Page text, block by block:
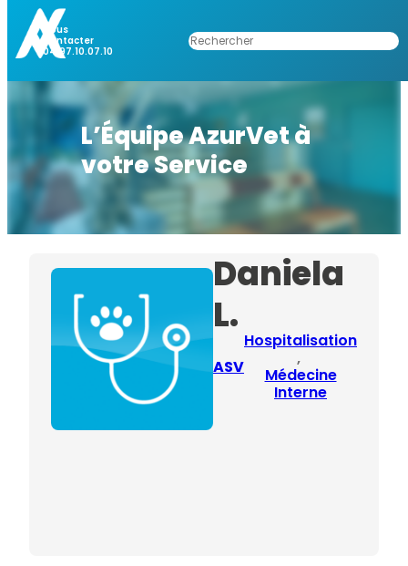
Nous
Contacter
04.97.10.07.10
Rechercher
L’Équipe AzurVet à
votre Service
Daniela
L.
ASV
Hospitalisation
,
Médecine
Interne